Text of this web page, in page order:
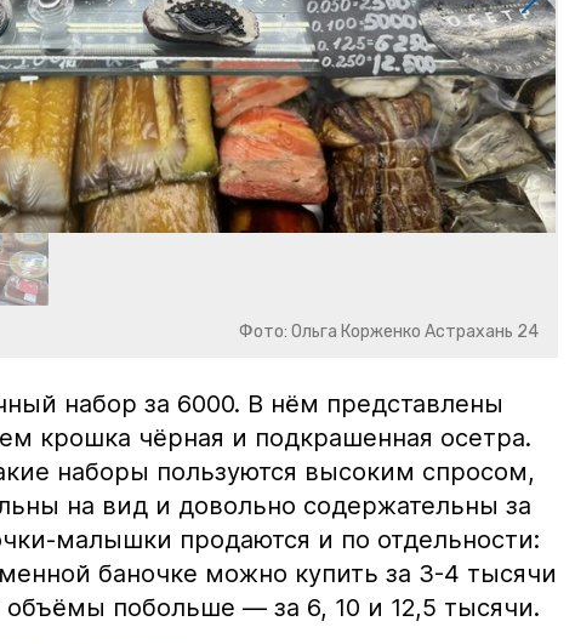
Фото: Ольга Корженко Астрахань 24
набор за 6000. В нём представлены
крошка чёрная и подкрашенная осетра.
наборы пользуются высоким спросом,
на вид и довольно содержательны за
малышки продаются и по отдельности:
баночке можно купить за 3-4 тысячи
побольше — за 6, 10 и 12,5 тысячи.